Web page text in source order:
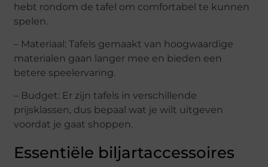
hebt rondom de tafel om comfortabel te kunnen
spelen.
– Materiaal: Tafels gemaakt van hoogwaardige
materialen gaan langer mee en bieden een
betere speelervaring.
– Budget: Er zijn tafels in verschillende
prijsklassen, dus bepaal wat je wilt uitgeven
voordat je gaat shoppen.
Essentiële biljartaccessoires